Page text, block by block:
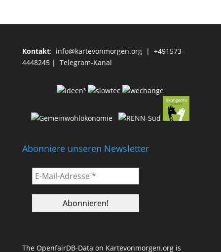
Kontakt: info@kartevonmorgen.org| +491573-
4448245 | Telegram-Kanal
Abonniere unseren Newsletter
The OpenfairDB-Data on Kartevonmorgen.org is